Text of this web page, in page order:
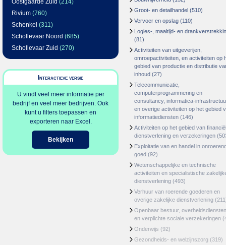
Oostgaarde Zuid (214)
Rivium (760)
Schenkel (311)
Schollevaar Noord (685)
Schollevaar Zuid (270)
Interactieve versie
U vindt veel meer informatie per
bedrijf en veel meer bedrijven. Ook
kunt u filters toepassen en
exporteren naar Excel.
Bekijken
Groot- en detailhandel (510)
Vervoer en opslag (110)
Logies-, maaltijd- en
(81)
Activiteiten van uitgeverijen,
omroepactiviteiten, en activiteiten op
gebied van productie en distributie
inhoud (27)
Telecommunicatie,
computerprogrammering en
consultancy, informatica-
en overige activiteiten op het gebied
informatiediensten (146)
Activiteiten op het gebied van
dienstverlening en verzekeringen
Exploitatie van en handel in
goed (92)
Wetenschappelijke en technische
activiteiten en specialistische
dienstverlening (493)
Verhuur van roerende goederen en
overige zakelijke dienstverlening
Openbaar bestuur, overheidsdiensten
en verplichte sociale verzekeringen
Onderwijs (92)
Gezondheids- en welzijnszorg (319)